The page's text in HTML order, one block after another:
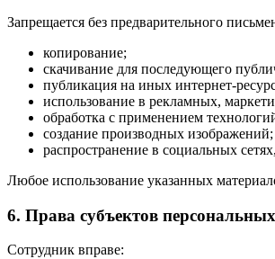
Запрещается без предварительного
копирование;
скачивание для последующего
публикация на иных интернет-
использование в рекламных,
обработка с применением
создание производных изображений;
распространение в социальных
Любое использование указанных
6. Права субъектов
Сотрудник вправе: